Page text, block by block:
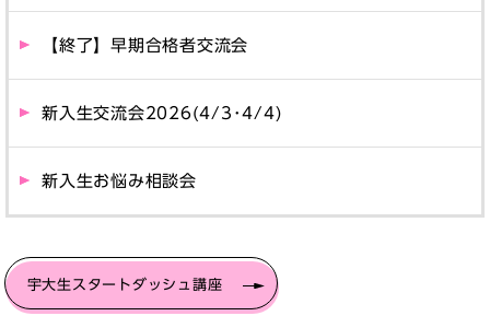
【終了】早期合格者交流会
新入生交流会2026(4/3･4/4)
新入生お悩み相談会
宇大生スタートダッシュ講座